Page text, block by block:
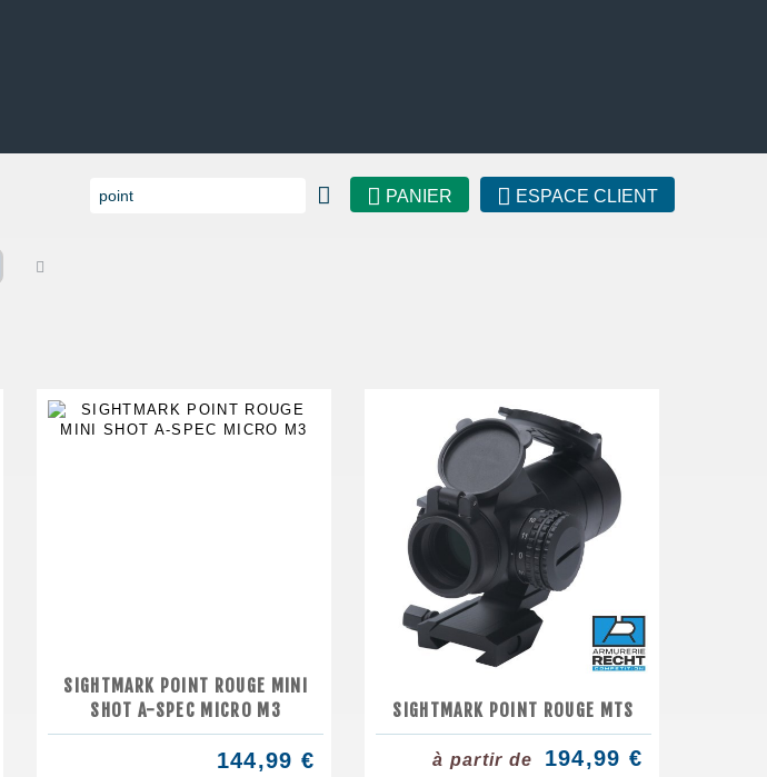
PANIER ESPACE CLIENT
SIGHTMARK POINT ROUGE MINI
SHOT A-SPEC MICRO M3
144,99 €
SIGHTMARK POINT ROUGE MTS
à partir de 194,99 €